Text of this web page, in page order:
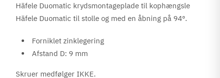
Häfele Duomatic krydsmontageplade til kophængsle
Häfele Duomatic til stolle og med en åbning på 94º.
Forniklet zinklegering
Afstand D: 9 mm
Skruer medfølger IKKE.